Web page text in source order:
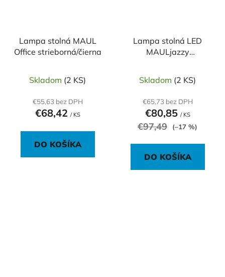
Lampa stolná MAUL
Office strieborná/čierna
Skladom (2 KS)
€55,63 bez DPH
€68,42 / KS
DO KOŠÍKA
Lampa stolná LED
MAULjazzy
Skladom (2 KS)
€65,73 bez DPH
€80,85 / KS
€97,49 (–17 %)
DO KOŠÍKA